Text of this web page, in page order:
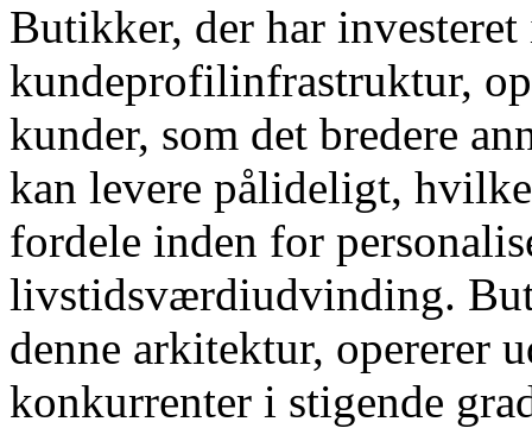
Butikker, der har
kundeprofilinfrastruktur,
kunder, som det bredere
kan levere pålideligt,
fordele inden for
livstidsværdiudvinding.
denne arkitektur, opererer
konkurrenter i stigende